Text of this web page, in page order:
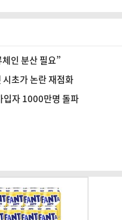
인 분산 필요”
초가 논란 재점화
자 1000만명 돌파